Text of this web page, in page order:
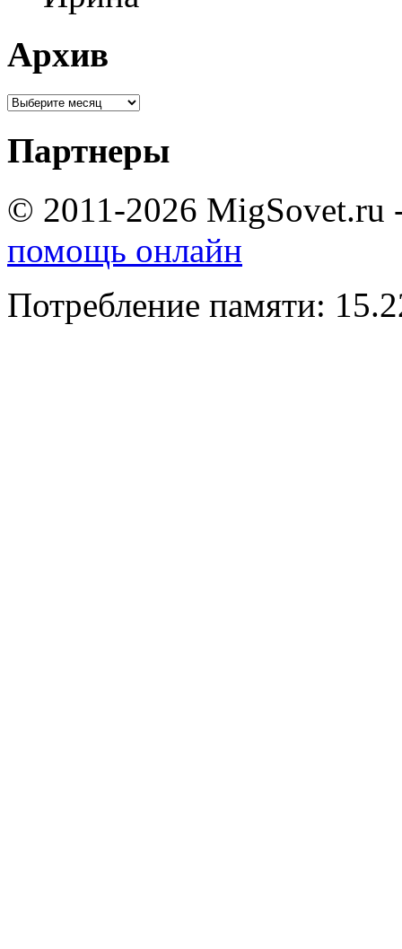
Архив
Партнеры
© 2011-2026 MigSovet.ru
помощь онлайн
Потребление памяти: